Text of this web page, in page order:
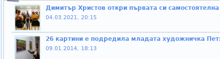
Димитър Христов откри първата си
04.03.2021, 20:15
26 картини е подредила младата художничка
09.01.2014, 18:13